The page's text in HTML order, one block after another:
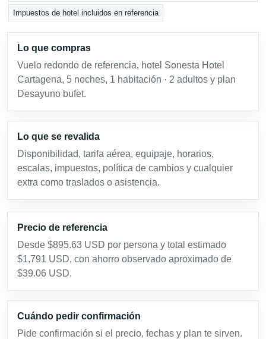
Impuestos de hotel incluidos en referencia
Lo que compras
Vuelo redondo de referencia, hotel Sonesta Hotel
Cartagena, 5 noches, 1 habitación · 2 adultos y plan
Desayuno bufet.
Lo que se revalida
Disponibilidad, tarifa aérea, equipaje, horarios,
escalas, impuestos, política de cambios y cualquier
extra como traslados o asistencia.
Precio de referencia
Desde $895.63 USD por persona y total estimado
$1,791 USD, con ahorro observado aproximado de
$39.06 USD.
Cuándo pedir confirmación
Pide confirmación si el precio, fechas y plan te sirven.